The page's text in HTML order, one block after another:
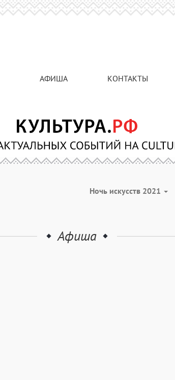
АФИША КОНТАКТЫ
Ночь искусств 2021
Афиша